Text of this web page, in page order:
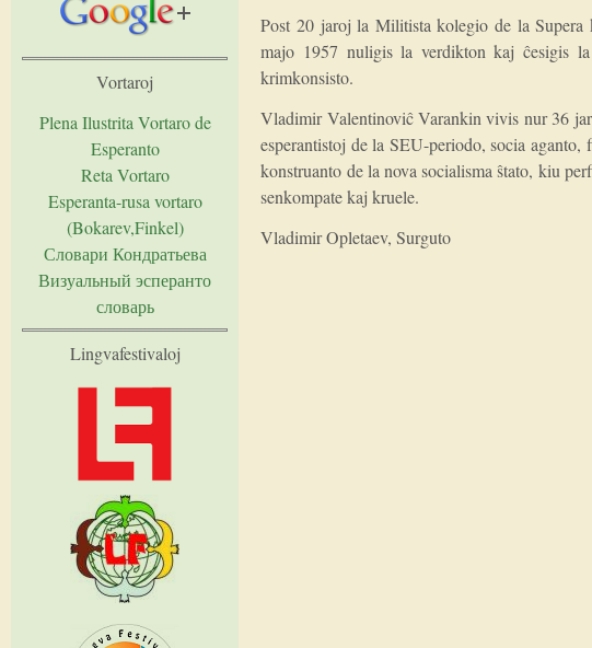
Post 20 jaroj la Militista kolegio de la Supera
majo 1957 nuligis la verdikton kaj ĉesigis
krimkonsisto.
Vladimir Valentinoviĉ Varankin vivis nur 36
esperantistoj de la SEU-periodo, socia
konstruanto de la nova socialisma ŝtato, kiu
senkompate kaj kruele.
Vladimir Opletaev, Surguto
Vortaroj
Plena Ilustrita Vortaro de
Esperanto
Reta Vortaro
Esperanta-rusa vortaro
(Bokarev,Finkel)
Словари Кондратьева
Визуальный эсперанто
словарь
Lingvafestivaloj